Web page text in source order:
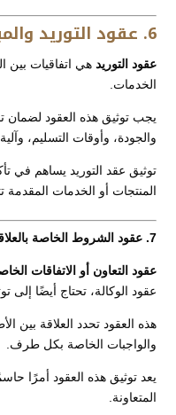
6. عقود التوريد والمبيعات
عقود التوريد هي اتفاقيات بين
الخدمات.
يجب توثيق هذه العقود لضمان
والجودة، وأوقات التسليم، وآلية
توثيق عقد التوريد يساهم في
المنتجات أو الخدمات المقدمة
7. عقود الشروط الخاصة بالعلاقات بين الشركات
عقود التعاون أو الاتفاقات
عقود الوكالة، تحتاج أيضًا إلى
هذه العقود تحدد العلاقة بين
والواجبات الخاصة بكل طرف.
يعد توثيق هذه العقود أمرًا
المتعاونة.